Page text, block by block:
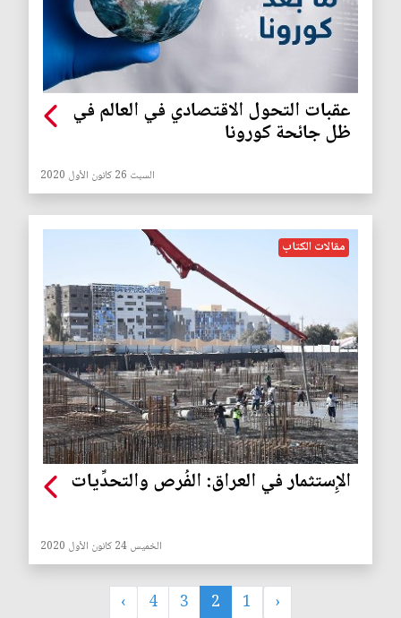
عقبات التحول الاقتصادي في العالم في
ظل جائحة كورونا
السبت 26 كانون الأول 2020
مقالات الكتاب
الإِستثمار في العراق: الفُرص والتحدِّيات
الخميس 24 كانون الأول 2020
‹
1
2
3
4
›